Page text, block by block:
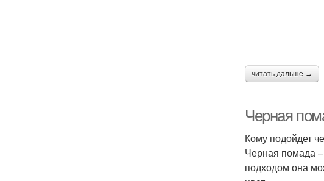
читать дальше →
Черная
Кому подойдет
Черная помада
подходом она